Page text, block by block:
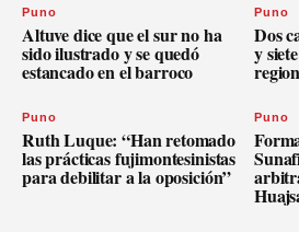
Puno
Altuve dice que el sur no ha
sido ilustrado y se quedó
estancado en el barroco
Puno
Dos
y
Puno
Ruth Luque: “Han retomado
las prácticas fujimontesinistas
para debilitar a la oposición”
Puno